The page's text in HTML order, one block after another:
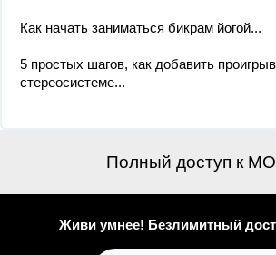
Как начать заниматься бикрам йогой...
5 простых шагов, как добавить
стереосистеме...
Полный доступ к
Живи умнее! Безлимитный